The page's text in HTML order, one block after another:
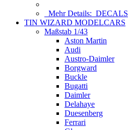
Mehr Details: DECALS
TIN WIZARD MODELCARS
Maßstab 1/43
Aston Martin
Audi
Austro-Daimler
Borgward
Buckle
Bugatti
Daimler
Delahaye
Duesenberg
Ferrari